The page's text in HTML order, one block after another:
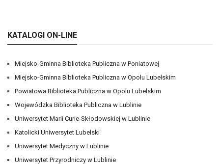
KATALOGI ON-LINE
Miejsko-Gminna Biblioteka Publiczna w Poniatowej
Miejsko-Gminna Biblioteka Publiczna w Opolu Lubelskim
Powiatowa Biblioteka Publiczna w Opolu Lubelskim
Wojewódzka Biblioteka Publiczna w Lublinie
Uniwersytet Marii Curie-Skłodowskiej w Lublinie
Katolicki Uniwersytet Lubelski
Uniwersytet Medyczny w Lublinie
Uniwersytet Przyrodniczy w Lublinie